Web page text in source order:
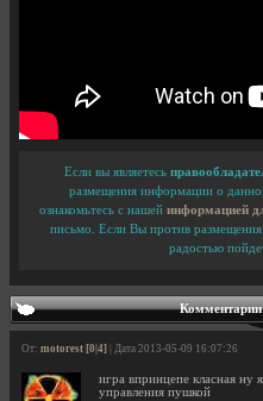
Если вы являетесь
размещения информации о
ознакомьтесь с нашей информацией
письмо. Если Вы против
радостью
От: motorest [0|4] | Дата 2013-05-09 16:07:26
игра впринцепе класная
управления пушкой